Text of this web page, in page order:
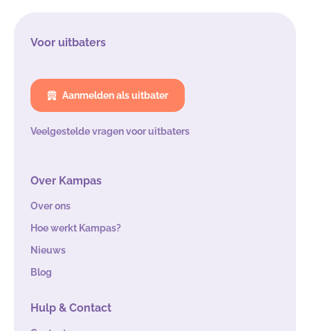
Voor uitbaters
Aanmelden als uitbater
Veelgestelde vragen voor uitbaters
Over Kampas
Over ons
Hoe werkt Kampas?
Nieuws
Blog
Hulp & Contact